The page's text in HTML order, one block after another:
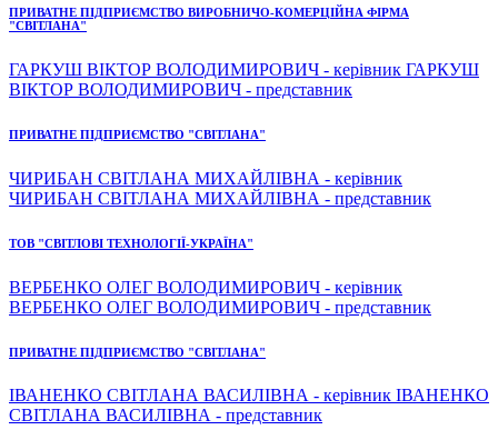
ПРИВАТНЕ ПІДПРИЄМСТВО ВИРОБНИЧО-КОМЕРЦІЙНА ФІРМА
"СВІТЛАНА"
ГАРКУШ ВІКТОР ВОЛОДИМИРОВИЧ - керівник ГАРКУШ
ВІКТОР ВОЛОДИМИРОВИЧ - представник
ПРИВАТНЕ ПІДПРИЄМСТВО "СВІТЛАНА"
ЧИРИБАН СВІТЛАНА МИХАЙЛІВНА - керівник
ЧИРИБАН СВІТЛАНА МИХАЙЛІВНА - представник
ТОВ "СВІТЛОВІ ТЕХНОЛОГІЇ-УКРАЇНА"
ВЕРБЕНКО ОЛЕГ ВОЛОДИМИРОВИЧ - керівник
ВЕРБЕНКО ОЛЕГ ВОЛОДИМИРОВИЧ - представник
ПРИВАТНЕ ПІДПРИЄМСТВО "СВІТЛАНА"
ІВАНЕНКО СВІТЛАНА ВАСИЛІВНА - керівник ІВАНЕНКО
СВІТЛАНА ВАСИЛІВНА - представник